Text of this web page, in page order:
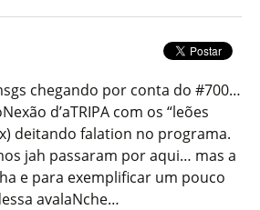
chegando por conta do #700…
d’aTRIPA com os “leões
deitando falation no programa.
jah passaram por aqui… mas a
e para exemplificar um pouco
avalaNche…